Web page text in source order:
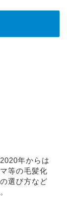
年からは
等の毛髪化
選び方など